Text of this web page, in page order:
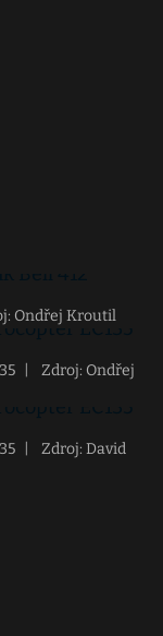
Ondřej Kroutil
Zdroj: Ondřej
Zdroj: David